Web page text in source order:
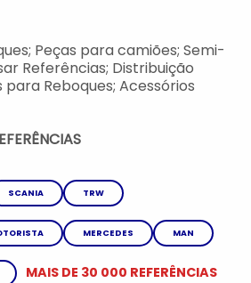
Peças para camiões; Semi-
Referências; Distribuição
para Reboques; Acessórios
SCANIA TRW
MERCEDES MAN
MAIS DE 30 000 REFERÊNCIAS